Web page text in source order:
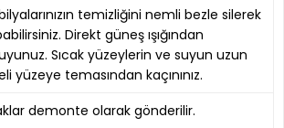
temizliğini nemli bezle silerek
Direkt güneş ışığından
Sıcak yüzeylerin ve suyun uzun
yüzeye temasından kaçınınız.
demonte olarak gönderilir.